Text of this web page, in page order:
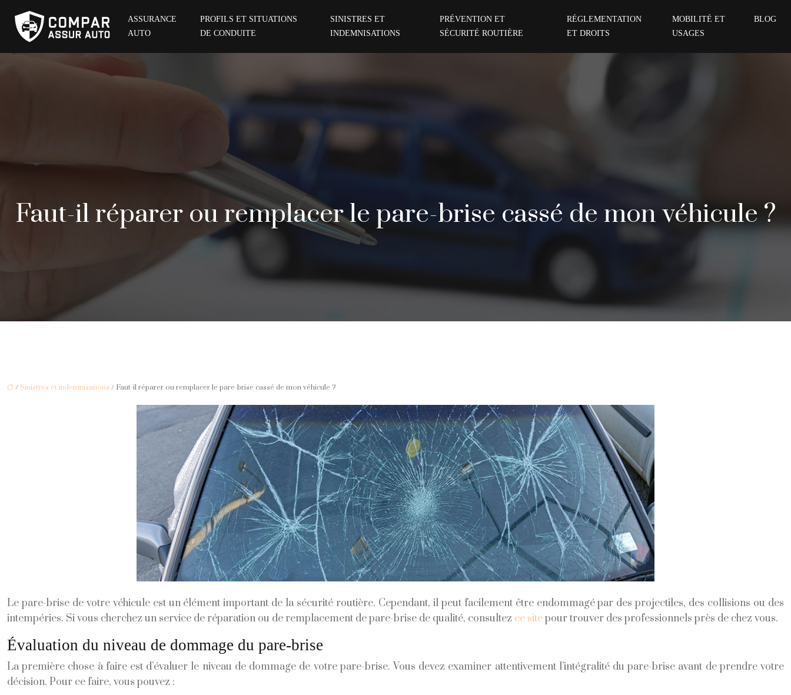
ASSURANCE
AUTO
PROFILS ET SITUATIONS
DE CONDUITE
SINISTRES ET
INDEMNISATIONS
PRÉVENTION ET
SÉCURITÉ ROUTIÈRE
RÉGLEMENTATION
ET DROITS
MOBILITÉ ET
USAGES
BLOG
Faut-il réparer ou remplacer le pare-brise cassé de mon véhicule ?
/ Sinistres et indemnisations / Faut-il réparer ou remplacer le pare-brise cassé de mon véhicule ?
Le pare-brise de votre véhicule est un élément important de la sécurité routière. Cependant, il peut facilement être endommagé par des projectiles, des collisions ou des
intempéries. Si vous cherchez un service de réparation ou de remplacement de pare-brise de qualité, consultez ce sitepour trouver des professionnels près de chez vous.
Évaluation du niveau de dommage du pare-brise
La première chose à faire est d’évaluer le niveau de dommage de votre pare-brise. Vous devez examiner attentivement l’intégralité du pare-brise avant de prendre votre
décision. Pour ce faire, vous pouvez :